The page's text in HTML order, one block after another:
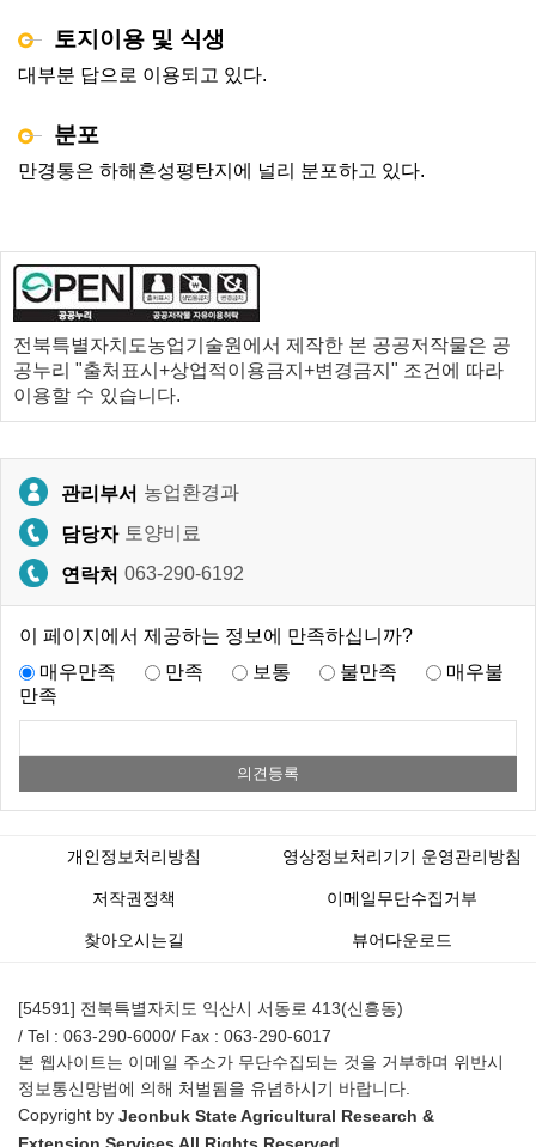
토지이용 및 식생
대부분 답으로 이용되고 있다.
분포
만경통은 하해혼성평탄지에 널리 분포하고 있다.
전북특별자치도농업기술원에서 제작한 본 공공저작물은 공
공누리 "출처표시+상업적이용금지+변경금지" 조건에 따라
이용할 수 있습니다.
관리부서 농업환경과
담당자 토양비료
연락처 063-290-6192
이 페이지에서 제공하는 정보에 만족하십니까?
매우만족
만족 보통 불만족
매우불
만족
개인정보처리방침 영상정보처리기기 운영관리방침
저작권정책 이메일무단수집거부
찾아오시는길 뷰어다운로드
[54591] 전북특별자치도 익산시 서동로 413(신흥동)
/ Tel : 063-290-6000/ Fax : 063-290-6017
본 웹사이트는 이메일 주소가 무단수집되는 것을 거부하며 위반시
정보통신망법에 의해 처벌됨을 유념하시기 바랍니다.
Copyright by Jeonbuk State Agricultural Research &